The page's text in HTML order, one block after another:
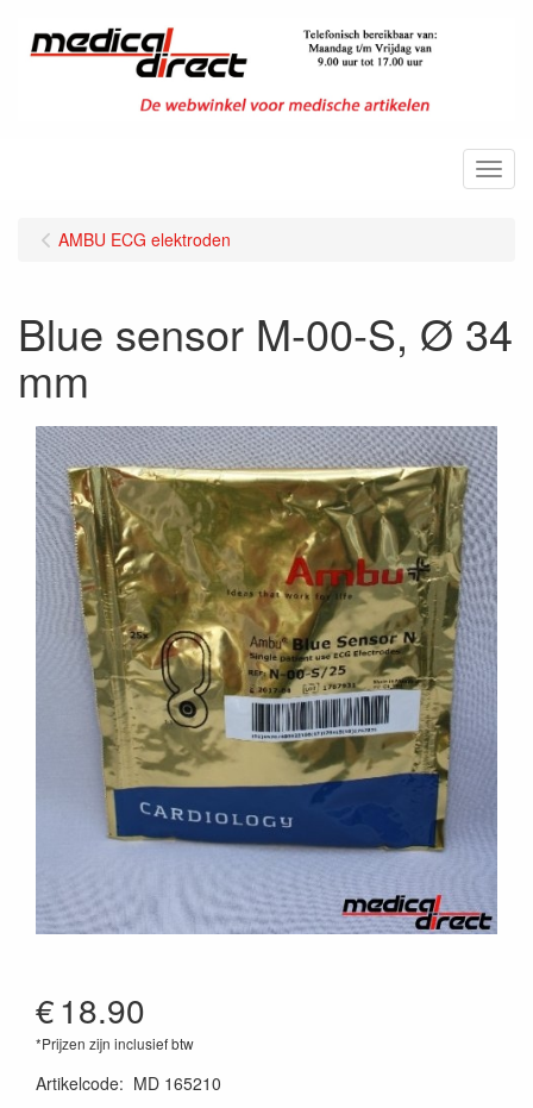
Menu
AMBU ECG elektroden
Blue sensor M-00-S, Ø 34
mm
€18.90
*Prijzen zijn inclusief btw
Artikelcode: MD 165210